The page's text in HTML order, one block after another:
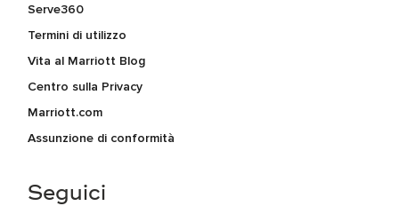
Serve360
Termini di utilizzo
Vita al Marriott Blog
Centro sulla Privacy
Marriott.com
Assunzione di conformità
Seguici